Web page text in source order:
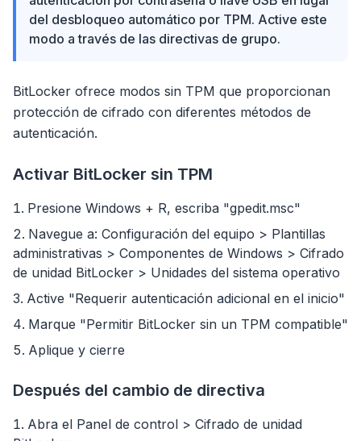
del desbloqueo automático por TPM. Active este
modo a través de las directivas de grupo.
BitLocker ofrece modos sin TPM que proporcionan
protección de cifrado con diferentes métodos de
autenticación.
Activar BitLocker sin TPM
Presione Windows + R, escriba "gpedit.msc"
Navegue a: Configuración del equipo > Plantillas
administrativas > Componentes de Windows > Cifrado
de unidad BitLocker > Unidades del sistema operativo
Active "Requerir autenticación adicional en el inicio"
Marque "Permitir BitLocker sin un TPM compatible"
Aplique y cierre
Después del cambio de directiva
Abra el Panel de control > Cifrado de unidad